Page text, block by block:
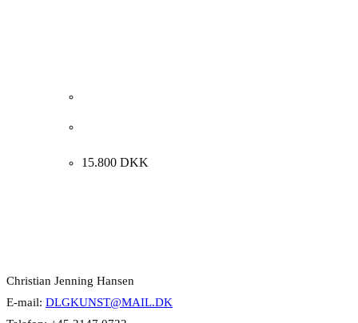
15.800 DKK
Christian Jenning Hansen
E-mail: DLGKUNST@MAIL.DK